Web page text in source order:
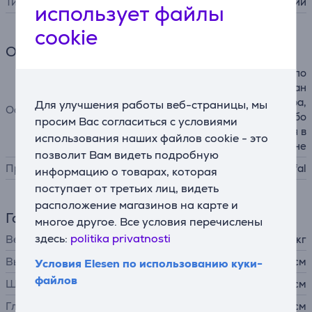
использует файлы
cookie
Для улучшения работы веб-страницы, мы
просим Вас согласиться с условиями
использования наших файлов cookie - это
позволит Вам видеть подробную
информацию о товарах, которая
поступает от третьих лиц, видеть
расположение магазинов на карте и
многое другое. Все условия перечислены
здесь: politika privatnosti
Условия Elesen по использованию куки-
файлов
Общий параметр
Особенности
панели с антипригарным по
крытием, вертикальное хран
ение, держатель для шнура,
фиксатор панелей, каплесбо
рник, пригодный для мытья в
посудомоечной машине
Производитель
Tefal
Габариты
Вес
1,95 кг
Высота
10,7 см
Ширина
25,5 см
Глубина
27,3 см